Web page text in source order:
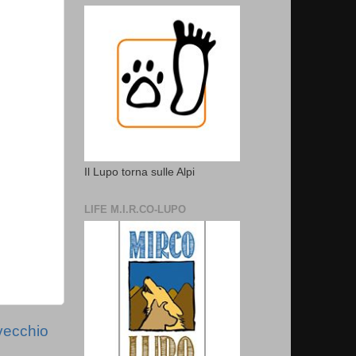
Il Lupo torna sulle Alpi
LIFE M.I.R.CO-LUPO